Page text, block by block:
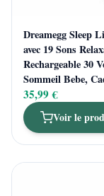
Dreamegg Sleep
avec 19 Sons
Rechargeable 30
Sommeil Bebe,
35,99 €
Voir le